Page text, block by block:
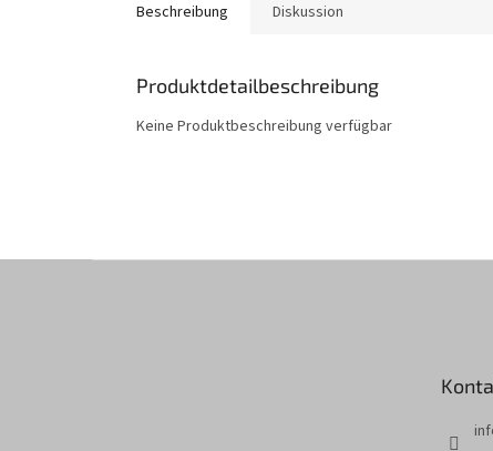
Beschreibung Diskussion
Produktdetailbeschreibung
Keine Produktbeschreibung verfügbar